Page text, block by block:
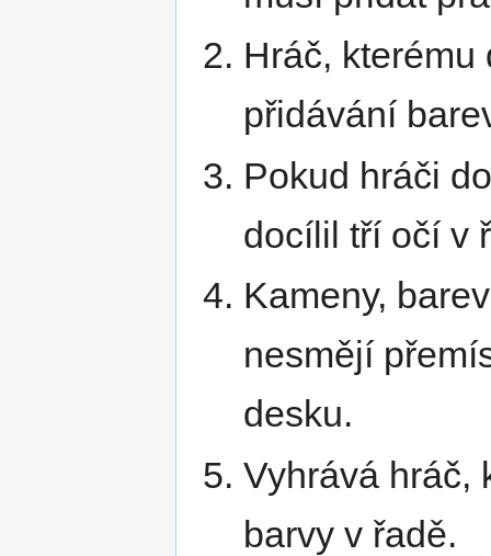
Hráč, kterému
přidávání
Pokud hráči
docílil tří očí v
Kameny,
nesmějí
desku.
Vyhrává hráč,
barvy v řadě.